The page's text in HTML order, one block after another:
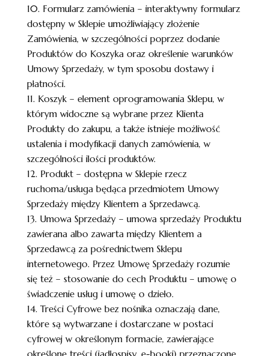
10. Formularz zamówienia – interaktywny formularz
dostępny w Sklepie umożliwiający złożenie
Zamówienia, w szczególności poprzez dodanie
Produktów do Koszyka oraz określenie warunków
Umowy Sprzedaży, w tym sposobu dostawy i
płatności.
11. Koszyk – element oprogramowania Sklepu, w
którym widoczne są wybrane przez Klienta
Produkty do zakupu, a także istnieje możliwość
ustalenia i modyfikacji danych zamówienia, w
szczególności ilości produktów.
12. Produkt – dostępna w Sklepie rzecz
ruchoma/usługa będąca przedmiotem Umowy
Sprzedaży między Klientem a Sprzedawcą.
13. Umowa Sprzedaży – umowa sprzedaży Produktu
zawierana albo zawarta między Klientem a
Sprzedawcą za pośrednictwem Sklepu
internetowego. Przez Umowę Sprzedaży rozumie
się też – stosowanie do cech Produktu – umowę o
świadczenie usług i umowę o dzieło.
14. Treści Cyfrowe bez nośnika oznaczają dane,
które są wytwarzane i dostarczane w postaci
cyfrowej w określonym formacie, zawierające